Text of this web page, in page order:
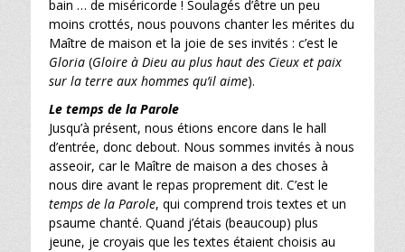
bain … de miséricorde ! Soulagés d’être un peu
moins crottés, nous pouvons chanter les mérites du
Maître de maison et la joie de ses invités : c’est le
Gloria (Gloire à Dieu au plus haut des Cieux et paix
sur la terre aux hommes qu’il aime).
Le temps de la Parole
Jusqu’à présent, nous étions encore dans le hall
d’entrée, donc debout. Nous sommes invités à nous
asseoir, car le Maître de maison a des choses à
nous dire avant le repas proprement dit. C’est le
temps de la Parole, qui comprend trois textes et un
psaume chanté. Quand j’étais (beaucoup) plus
jeune, je croyais que les textes étaient choisis au